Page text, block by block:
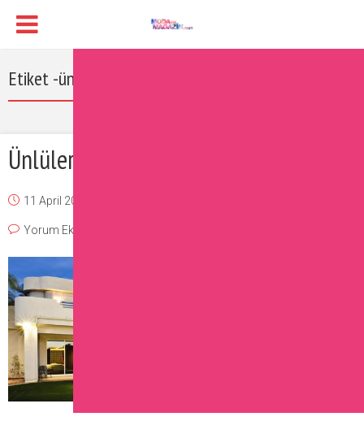
Etiket -ünlüler nasıl bir eve sahip
Ünlülerin Evleri Çok Konuşulacak!
11 April 2017
Yorum Ekle